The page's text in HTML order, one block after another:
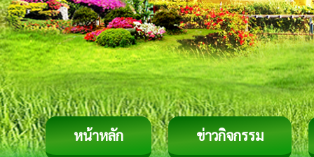
หน้าหลัก ข่าวกิจกรรม